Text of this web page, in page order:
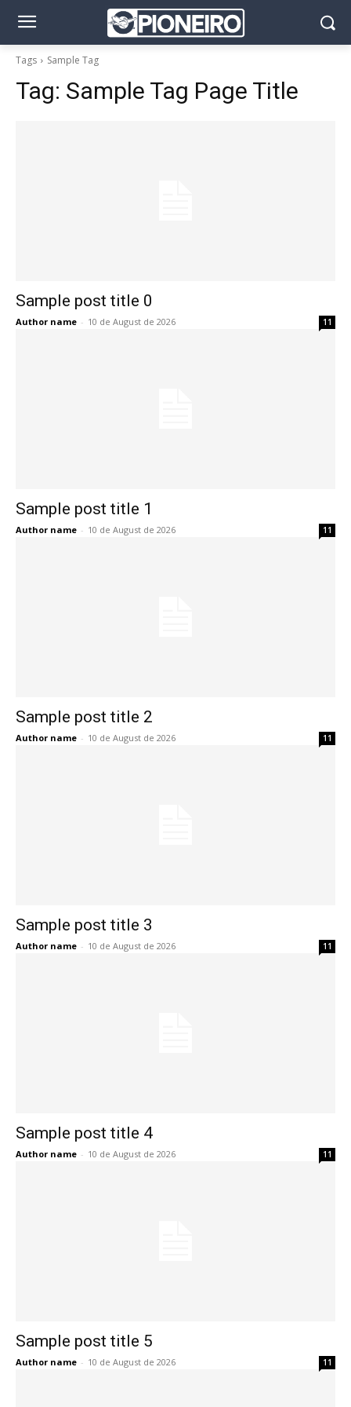
Tags Sample Tag
Tag: Sample Tag Page Title
Sample post title 0
Author name - 10 de August de 2026 11
Sample post title 1
Author name - 10 de August de 2026 11
Sample post title 2
Author name - 10 de August de 2026 11
Sample post title 3
Author name - 10 de August de 2026 11
Sample post title 4
Author name - 10 de August de 2026 11
Sample post title 5
Author name - 10 de August de 2026 11